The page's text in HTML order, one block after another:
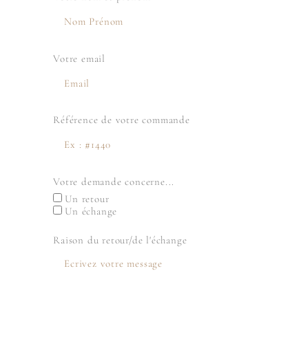
Votre email
Référence de votre commande
Votre demande concerne...
Un retour
Un échange
Raison du retour/de l'échange